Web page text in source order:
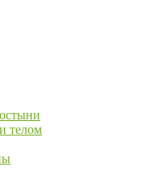
телом